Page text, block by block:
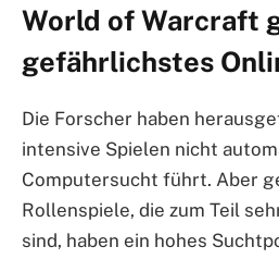
World of Warcraft
gefährlichstes
Die Forscher haben
intensive Spielen nicht
Computersucht führt. Aber
Rollenspiele, die zum Teil
sind, haben ein hohes